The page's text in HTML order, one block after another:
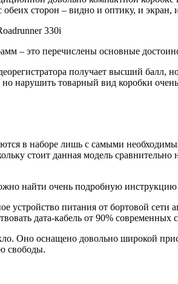
обеих сторон – видно и оптику, и
– это перечислены основные
получает высший балл,
нарушить товарный вид коробки
в наборе лишь с самыми
стоит данная модель
найти очень подробную
устройство питания от бортовой
дата-кабель от 90%
Оно оснащено довольно широкой
свободы.